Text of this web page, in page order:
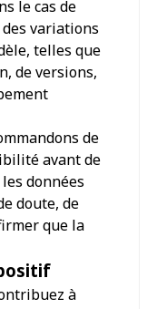
le cas de
variations
telles que
de versions,
de
avant de
données
doute, de
que la
à